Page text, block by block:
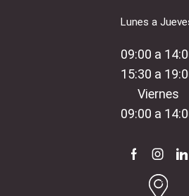
Lunes a
09:00 a
15:30 a
Viernes
09:00 a
Facebook